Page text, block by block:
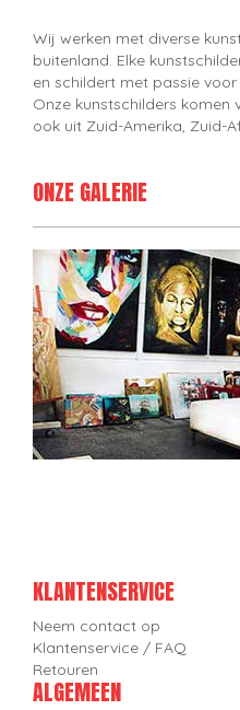
Wij werken met diverse
buitenland. Elke
en schildert met passie
Onze kunstschilders
ook uit Zuid-Amerika, Zuid-
ONZE GALERIE
KLANTENSERVICE
Neem contact op
Klantenservice / FAQ
Retouren
ALGEMEEN